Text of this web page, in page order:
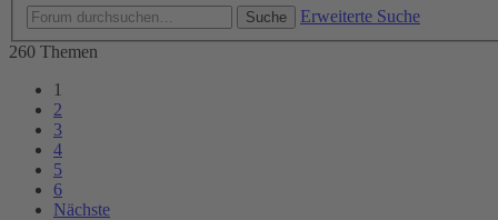
Suche
Erweiterte Suche
260 Themen
1
2
3
4
5
6
Nächste